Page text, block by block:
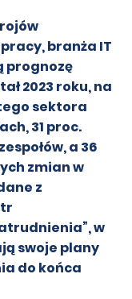
branża IT
prognozę
2023 roku, na
sektora
31 proc.
a 36
zmian w
z
w
swoje plany
do końca